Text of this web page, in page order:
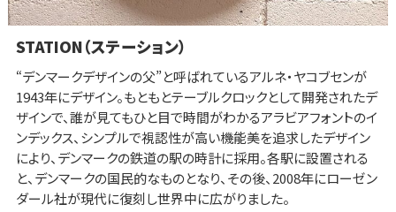
STATION（ステーション）
“デンマークデザインの父”と呼ばれているアルネ・ヤコブセンが
1943年にデザイン。もともとテーブルクロックとして開発されたデ
ザインで、誰が見てもひと目で時間がわかるアラビアフォントのイ
ンデックス、シンプルで視認性が高い機能美を追求したデザイン
により、デンマークの鉄道の駅の時計に採用。各駅に設置される
と、デンマークの国民的なものとなり、その後、2008年にローゼン
ダール社が現代に復刻し世界中に広がりました。